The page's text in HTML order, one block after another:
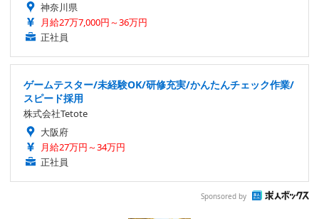
神奈川県
月給27万7,000円～36万円
正社員
ゲームテスター/未経験OK/研修充実/かんたんチェック作業/
スピード採用
株式会社Tetote
大阪府
月給27万円～34万円
正社員
Sponsored by